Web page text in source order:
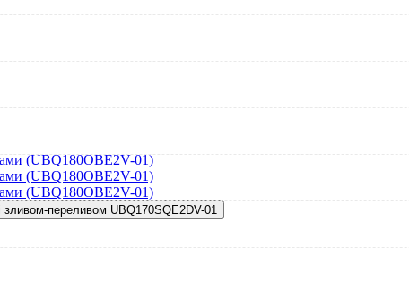
переливом UBQ170SQE2DV-01